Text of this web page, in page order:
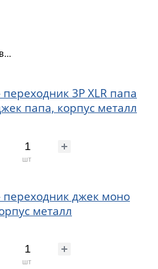
переходник 3P XLR папа
папа, корпус металл
шт
переходник джек моно
металл
шт